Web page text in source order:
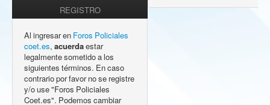
REGISTRO
Al ingresar en Foros Policiales
coet.es, acuerda estar
legalmente sometido a los
siguientes términos. En caso
contrario por favor no se registre
y/o use "Foros Policiales
Coet.es". Podemos cambiar